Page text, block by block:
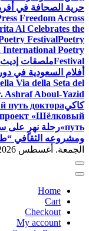
حرية الصحافة في
Freedom Across
Al Celebrates the
FestivalPoetry
International Poetry
Festivalملصقات
أفلام السعودية في دورته الـ12: حضورٌ عالمي
Via della Seta del
Ashraf Aboul-Yazid
كاكيпуть доктора
«Шёлковый
путь» رحلة نهرٍ على
ومشروعه الثقافي
الجمعة. أغسطس 7th, 2026
Home
Cart
Checkout
My account